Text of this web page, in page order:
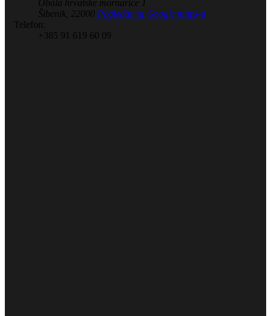
Obala hrvatske mornarice 1
Šibenik
22000 Pogledaj na Google maps-u
Telefon:
+385 91 619 60 09